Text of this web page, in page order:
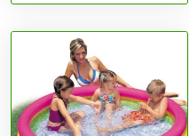
Pókember